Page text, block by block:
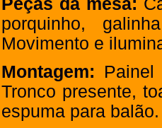
Peças da mesa:
porquinho,
Movimento e
Montagem:
Tronco presente,
espuma para balão.